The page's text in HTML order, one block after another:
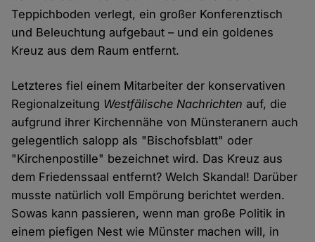
Teppichboden verlegt, ein großer Konferenztisch
und Beleuchtung aufgebaut – und ein goldenes
Kreuz aus dem Raum entfernt.
Letzteres fiel einem Mitarbeiter der konservativen
Regionalzeitung Westfälische Nachrichten auf, die
aufgrund ihrer Kirchennähe von Münsteranern auch
gelegentlich salopp als "Bischofsblatt" oder
"Kirchenpostille" bezeichnet wird. Das Kreuz aus
dem Friedenssaal entfernt? Welch Skandal! Darüber
musste natürlich voll Empörung berichtet werden.
Sowas kann passieren, wenn man große Politik in
einem piefigen Nest wie Münster machen will, in